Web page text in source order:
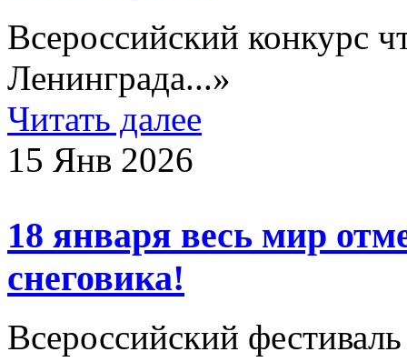
Всероссийский конкурс
Ленинграда...»
Читать далее
15 Янв 2026
18 января весь мир
снеговика!
Всероссийский